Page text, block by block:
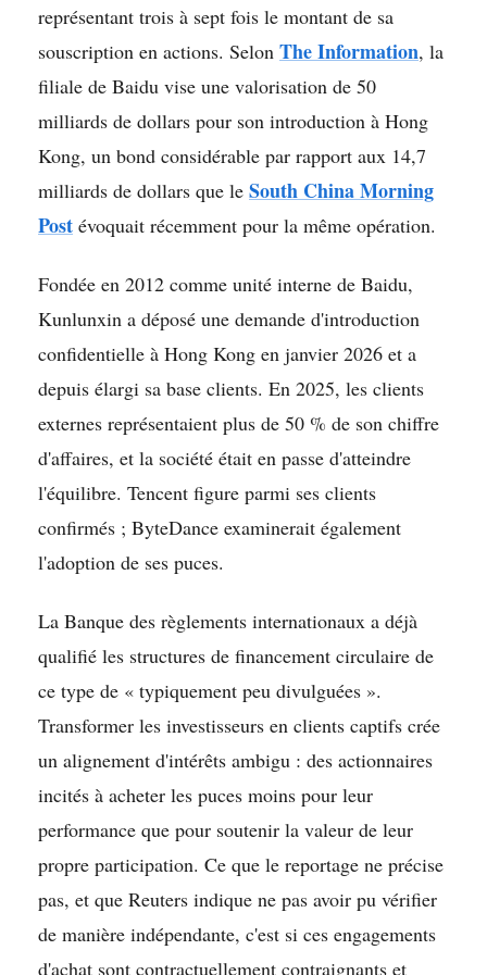
représentant trois à sept fois le montant de sa
souscription en actions. Selon The Information, la
filiale de Baidu vise une valorisation de 50
milliards de dollars pour son introduction à Hong
Kong, un bond considérable par rapport aux 14,7
milliards de dollars que le South China Morning
Post évoquait récemment pour la même opération.
Fondée en 2012 comme unité interne de Baidu,
Kunlunxin a déposé une demande d'introduction
confidentielle à Hong Kong en janvier 2026 et a
depuis élargi sa base clients. En 2025, les clients
externes représentaient plus de 50 % de son chiffre
d'affaires, et la société était en passe d'atteindre
l'équilibre. Tencent figure parmi ses clients
confirmés ; ByteDance examinerait également
l'adoption de ses puces.
La Banque des règlements internationaux a déjà
qualifié les structures de financement circulaire de
ce type de « typiquement peu divulguées ».
Transformer les investisseurs en clients captifs crée
un alignement d'intérêts ambigu : des actionnaires
incités à acheter les puces moins pour leur
performance que pour soutenir la valeur de leur
propre participation. Ce que le reportage ne précise
pas, et que Reuters indique ne pas avoir pu vérifier
de manière indépendante, c'est si ces engagements
d'achat sont contractuellement contraignants et